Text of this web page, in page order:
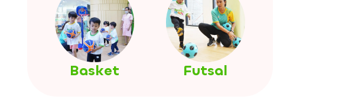
Basket Futsal